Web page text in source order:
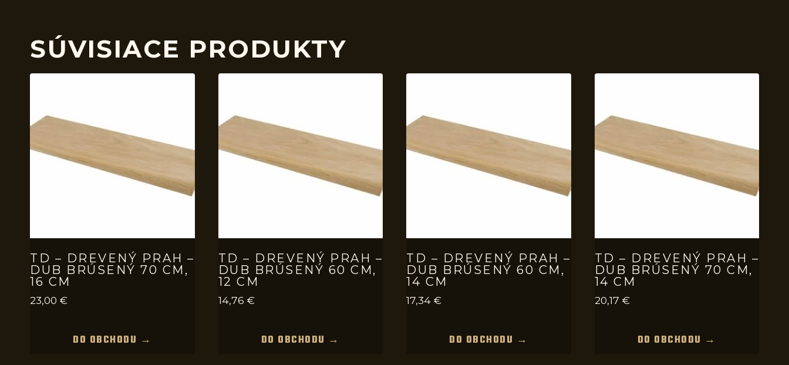
SÚVISIACE PRODUKTY
TD – DREVENÝ PRAH –
DUB BRÚSENÝ 70 CM,
16 CM
23,00 €
DO OBCHODU →
TD – DREVENÝ PRAH –
DUB BRÚSENÝ 60 CM,
12 CM
14,76 €
DO OBCHODU →
TD – DREVENÝ PRAH –
DUB BRÚSENÝ 60 CM,
14 CM
17,34 €
DO OBCHODU →
TD – DREVENÝ PRAH –
DUB BRÚSENÝ 70 CM,
14 CM
20,17 €
DO OBCHODU →